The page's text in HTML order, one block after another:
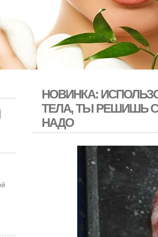
НОВИНКА:
ТЕЛА, ТЫ РЕШИШЬ
НАДО